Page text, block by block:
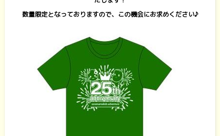
数量限定となっておりますので、この機会にお求めください♪